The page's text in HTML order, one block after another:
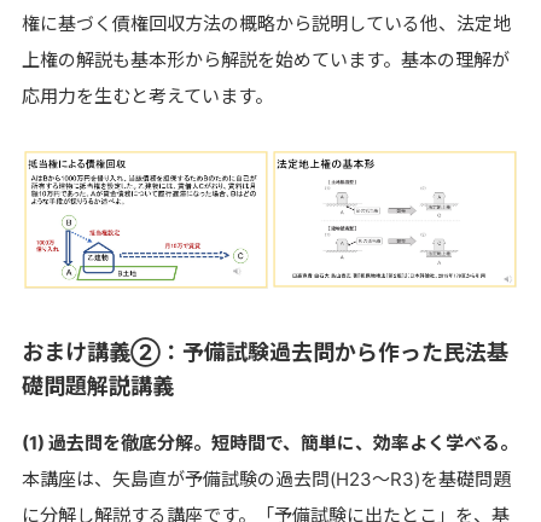
権に基づく債権回収方法の概略から説明している他、法定地
上権の解説も基本形から解説を始めています。基本の理解が
応用力を生むと考えています。
おまけ講義②：予備試験過去問から作った民法基
礎問題解説講義
(1) 過去問を徹底分解。短時間で、簡単に、効率よく学べる。
本講座は、矢島直が予備試験の過去問(H23～R3)を基礎問題
に分解し解説する講座です。「予備試験に出たとこ」を、基